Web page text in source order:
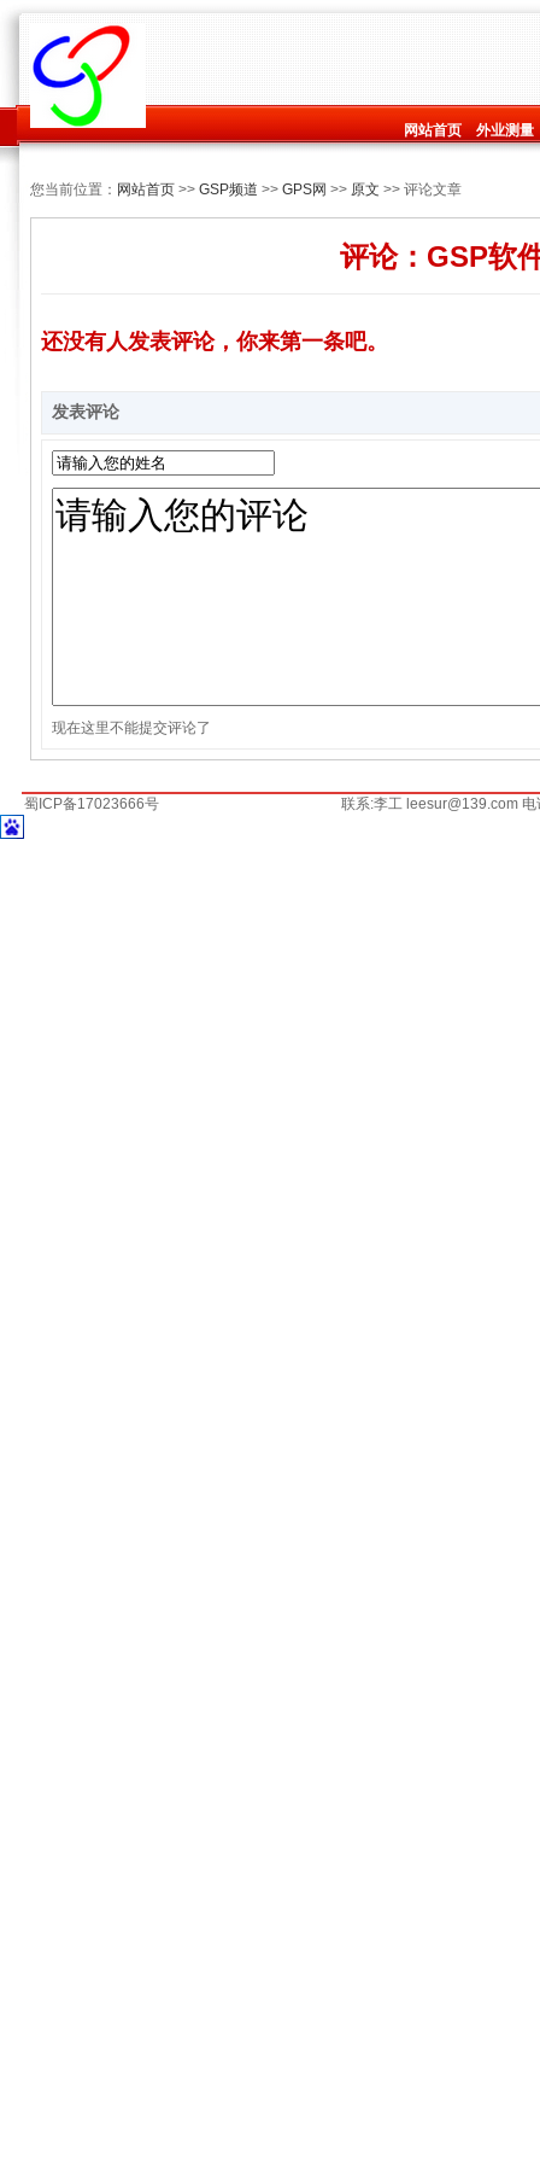
网站首页 外业测量
您当前位置： 网站首页 >> GSP频道 >> GPS网 >> 原文 >> 评论文章
评论：GSP软
还没有人发表评论，你来第一条吧。
发表评论
现在这里不能提交评论了
蜀ICP备17023666号 联系:李工 leesur@139.com